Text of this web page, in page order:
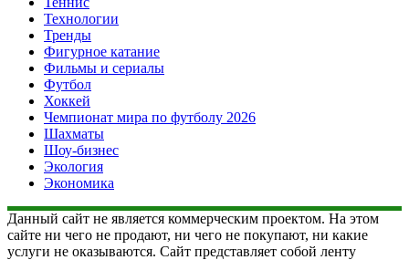
Технологии
Тренды
Фигурное катание
Фильмы и сериалы
Футбол
Хоккей
Чемпионат мира по футболу 2026
Шахматы
Шоу-бизнес
Экология
Экономика
Данный сайт не является коммерческим проектом. На этом
сайте ни чего не продают, ни чего не покупают, ни какие
услуги не оказываются. Сайт представляет собой ленту